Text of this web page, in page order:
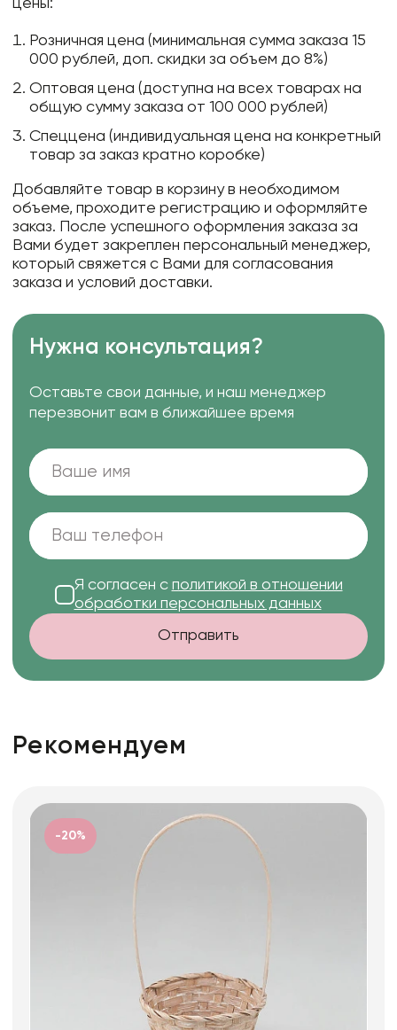
цены:
Розничная цена (минимальная сумма заказа 15
000 рублей, доп. скидки за объем до 8%)
Оптовая цена (доступна на всех товарах на
общую сумму заказа от 100 000 рублей)
Спеццена (индивидуальная цена на конкретный
товар за заказ кратно коробке)
Добавляйте товар в корзину в необходимом
объеме, проходите регистрацию и оформляйте
заказ. После успешного оформления заказа за
Вами будет закреплен персональный менеджер,
который свяжется с Вами для согласования
заказа и условий доставки.
Нужна консультация?
Оставьте свои данные, и наш менеджер
перезвонит вам в ближайшее время
Я согласен с политикой в отношении
обработки персональных данных
Отправить
Рекомендуем
-20%